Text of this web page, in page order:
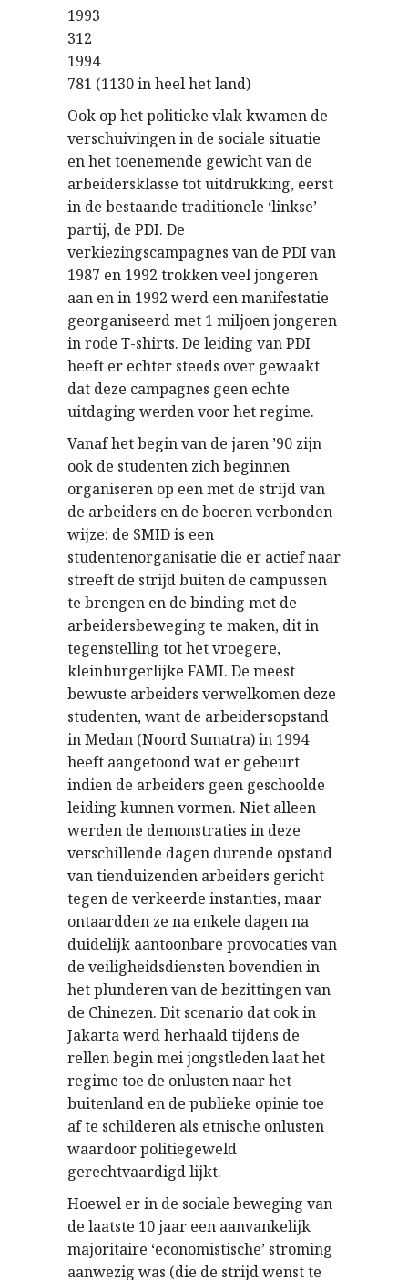
1993
312
1994
781 (1130 in heel het land)
Ook op het politieke vlak kwamen de
verschuivingen in de sociale situatie
en het toenemende gewicht van de
arbeidersklasse tot uitdrukking, eerst
in de bestaande traditionele ‘linkse’
partij, de PDI. De
verkiezingscampagnes van de PDI van
1987 en 1992 trokken veel jongeren
aan en in 1992 werd een manifestatie
georganiseerd met 1 miljoen jongeren
in rode T-shirts. De leiding van PDI
heeft er echter steeds over gewaakt
dat deze campagnes geen echte
uitdaging werden voor het regime.
Vanaf het begin van de jaren ’90 zijn
ook de studenten zich beginnen
organiseren op een met de strijd van
de arbeiders en de boeren verbonden
wijze: de SMID is een
studentenorganisatie die er actief naar
streeft de strijd buiten de campussen
te brengen en de binding met de
arbeidersbeweging te maken, dit in
tegenstelling tot het vroegere,
kleinburgerlijke FAMI. De meest
bewuste arbeiders verwelkomen deze
studenten, want de arbeidersopstand
in Medan (Noord Sumatra) in 1994
heeft aangetoond wat er gebeurt
indien de arbeiders geen geschoolde
leiding kunnen vormen. Niet alleen
werden de demonstraties in deze
verschillende dagen durende opstand
van tienduizenden arbeiders gericht
tegen de verkeerde instanties, maar
ontaardden ze na enkele dagen na
duidelijk aantoonbare provocaties van
de veiligheidsdiensten bovendien in
het plunderen van de bezittingen van
de Chinezen. Dit scenario dat ook in
Jakarta werd herhaald tijdens de
rellen begin mei jongstleden laat het
regime toe de onlusten naar het
buitenland en de publieke opinie toe
af te schilderen als etnische onlusten
waardoor politiegeweld
gerechtvaardigd lijkt.
Hoewel er in de sociale beweging van
de laatste 10 jaar een aanvankelijk
majoritaire ‘economistische’ stroming
aanwezig was (die de strijd wenst te